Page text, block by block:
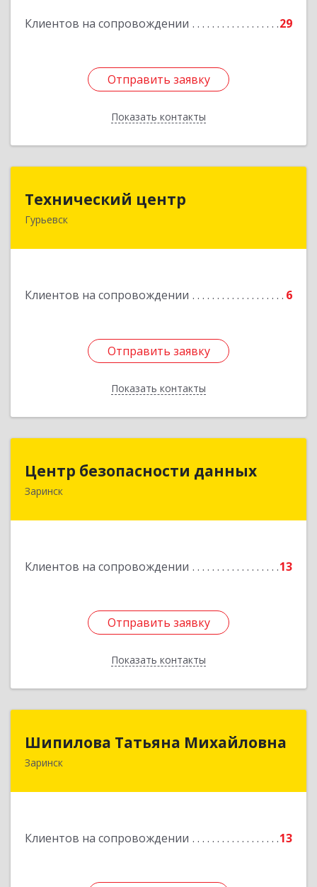
Клиентов на сопровождении 29
Отправить заявку
Показать контакты
Отправить заявку
Назад
Технический центр
Гурьевск
Клиентов на сопровождении 6
Отправить заявку
Показать контакты
Отправить заявку
Назад
Центр безопасности данных
Заринск
Клиентов на сопровождении 13
Отправить заявку
Показать контакты
Центр безопасности данных
659100, Алтайский край, Заринск г, Таратынова
Отправить заявку
Назад
Шипилова Татьяна Михайловна
Заринск
Клиентов на сопровождении 13
Шипилова Татьяна Михайловна